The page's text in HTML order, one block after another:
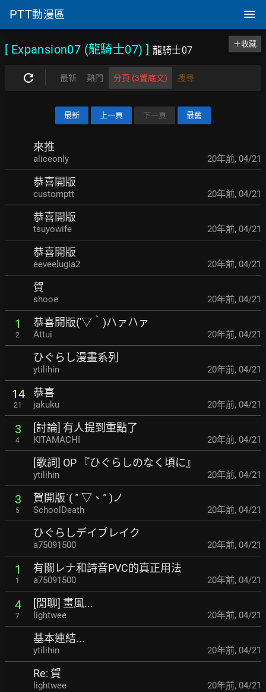
PTT動漫區
[ Expansion07 (龍騎士07) ] 龍騎士07
＋收藏
最新 熱門 分頁 (3置底文) 搜尋
最新 上一頁 下一頁 最舊
來推
aliceonly 20年前, 04/21
恭喜開版
customptt 20年前, 04/21
恭喜開版
tsuyowife 20年前, 04/21
恭喜開版
eeveelugia2 20年前, 04/21
賀
shooe 20年前, 04/21
1
2
恭喜開版(′▽‵)ハァハァ
Attui 20年前, 04/21
ひぐらし漫畫系列
ytilihin 20年前, 04/21
14
21
恭喜
jakuku 20年前, 04/21
3
4
[討論] 有人提到重點了
KITAMACHI 20年前, 04/21
[歌詞] OP 『ひぐらしのなく頃に』
ytilihin 20年前, 04/21
3
5
賀開版ˋ( ° ▽、° )ノ
SchoolDeath 20年前, 04/21
ひぐらしデイブレイク
a75091500 20年前, 04/21
1
1
有關レナ和詩音PVC的真正用法
a75091500 20年前, 04/21
4
7
[閒聊] 畫風...
lightwee 20年前, 04/21
基本連結...
ytilihin 20年前, 04/21
Re: 賀
lightwee 20年前, 04/21